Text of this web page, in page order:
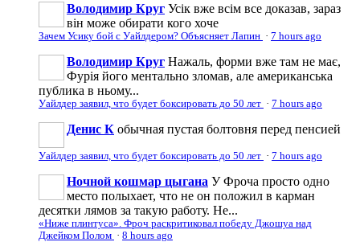
Володимир Круг Усік вже всім все доказав, зараз
він може обирати кого хоче
Зачем Усику бой с Уайлдером? Объясняет Лапин · 7 hours ago
Володимир Круг Нажаль, форми вже там не має,
Фурія його ментально зломав, але американська
публика в ньому...
Уайлдер заявил, что будет боксировать до 50 лет · 7 hours ago
Денис К обычная пустая болтовня перед пенсией
Уайлдер заявил, что будет боксировать до 50 лет · 7 hours ago
Ночной кошмар цыгана У Фроча просто одно
место полыхает, что не он положил в карман
десятки лямов за такую работу. Не...
«Ниже плинтуса». Фроч раскритиковал победу Джошуа над
Джейком Полом · 8 hours ago